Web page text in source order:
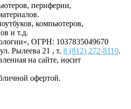
периферии,
компьютеров,
и т.д.
, ОГРН: 1037835049670
ул. Рылеева 21 , т. 8 (812) 272-8110.
на сайте, носит
офертой.